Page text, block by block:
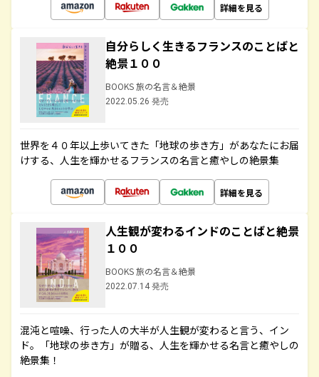
詳細を見る
自分らしく生きるフランスのことばと
絶景１００
BOOKS 旅の名言＆絶景
2022.05.26 発売
世界を４０年以上歩いてきた「地球の歩き方」があなたにお届
けする、人生を輝かせるフランスの名言と癒やしの絶景集
詳細を見る
人生観が変わるインドのことばと絶景
１００
BOOKS 旅の名言＆絶景
2022.07.14 発売
混沌と喧噪、行った人の大半が人生観が変わると言う、イン
ド。「地球の歩き方」が贈る、人生を輝かせる名言と癒やしの
絶景集！